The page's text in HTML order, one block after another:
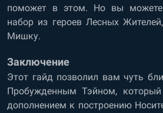
поможет в этом. Но вы можете
набор из героев Лесных
Мишку.
Заключение
Этот гайд позволил вам чуть
Пробужденным Тэйном,
дополнением к построению